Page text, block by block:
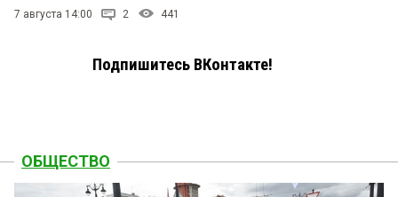
7 августа 14:00 2 441
Подпишитесь ВКонтакте!
ОБЩЕСТВО